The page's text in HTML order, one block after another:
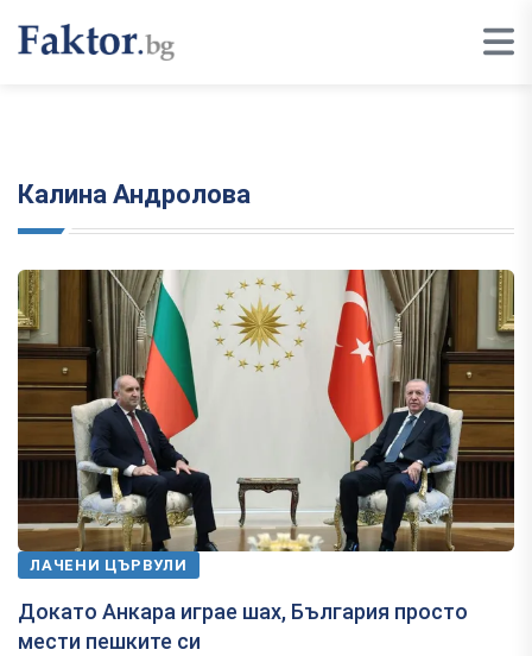
Калина Андролова
ЛАЧЕНИ ЦЪРВУЛИ
Докато Анкара играе шах, България просто
мести пешките си